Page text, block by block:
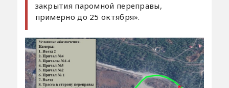
закрытия паромной переправы,
примерно до 25 октября».